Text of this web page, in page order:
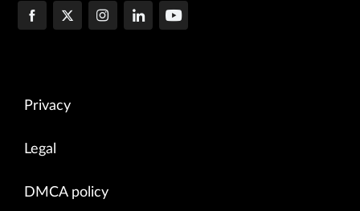
Privacy
Legal
DMCA policy